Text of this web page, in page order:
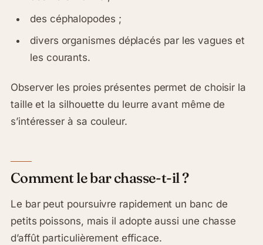
des céphalopodes ;
divers organismes déplacés par les vagues et
les courants.
Observer les proies présentes permet de choisir la
taille et la silhouette du leurre avant même de
s’intéresser à sa couleur.
Comment le bar chasse-t-il ?
Le bar peut poursuivre rapidement un banc de
petits poissons, mais il adopte aussi une chasse
d’affût particulièrement efficace.